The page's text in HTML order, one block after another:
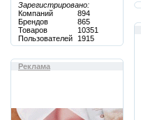
Зарегистрировано:
Компаний
894
Брендов
865
Товаров
10351
Пользователей
1915
Реклама